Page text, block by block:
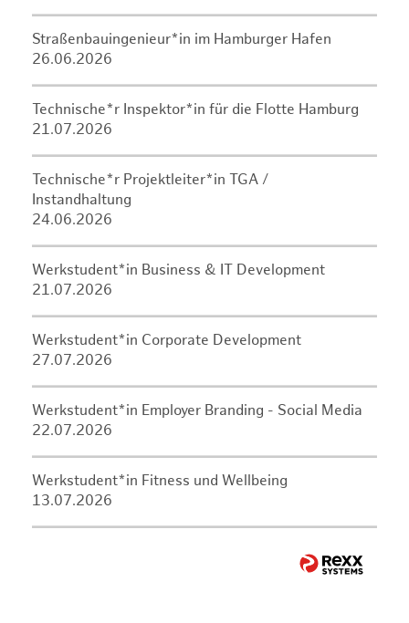
Straßenbauingenieur*in im Hamburger Hafen
26.06.2026
Technische*r Inspektor*in für die Flotte Hamburg
21.07.2026
Technische*r Projektleiter*in TGA /
Instandhaltung
24.06.2026
Werkstudent*in Business & IT Development
21.07.2026
Werkstudent*in Corporate Development
27.07.2026
Werkstudent*in Employer Branding - Social Media
22.07.2026
Werkstudent*in Fitness und Wellbeing
13.07.2026